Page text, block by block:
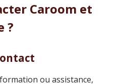
Caroom et
?
ou assistance,